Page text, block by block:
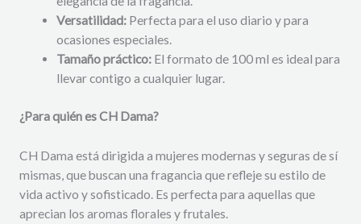
Versatilidad: Perfecta para el uso diario y para
ocasiones especiales.
Tamaño práctico: El formato de 100 ml es ideal para
llevar contigo a cualquier lugar.
¿Para quién es CH Dama?
CH Dama está dirigida a mujeres modernas y seguras de sí
mismas, que buscan una fragancia que refleje su estilo de
vida activo y sofisticado. Es perfecta para aquellas que
aprecian los aromas florales y frutales.